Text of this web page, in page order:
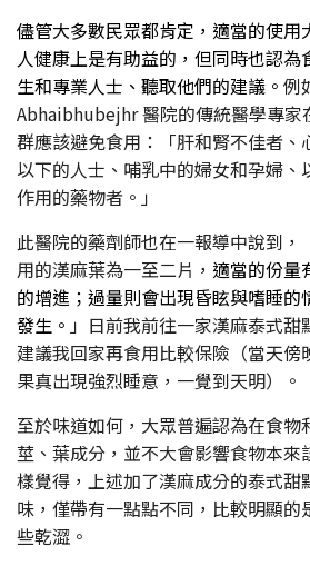
儘管大多數民眾都肯定，適當的使用
人健康上是有助益的，但同時也認
生和專業人士、聽取他們的建議。 例
Abhaibhubejhr 醫院的傳統醫學專家
群應該避免食用：「肝和腎不佳者、
以下的人士、哺乳中的婦女和孕婦、
作用的藥物者。」
此醫院的藥劑師也在一報導中說到
用的漢麻葉為一至二片， 適當的份量
的增進；過量則會出現昏眩與嗜睡
發生。 」日前我前往一家漢麻泰式
建議我回家再食用比較保險（當天
果真出現強烈睡意，一覺到天明）。
至於味道如何，大眾普遍認為在食物
莖、葉成分，並不大會影響食物本來
樣覺得，上述加了漢麻成分的泰式甜
味，僅帶有一點點不同，比較明顯的
些乾澀。